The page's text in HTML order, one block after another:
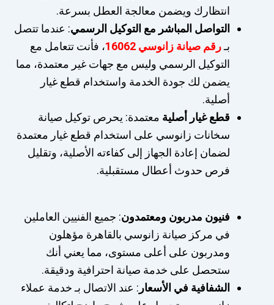
انتظارك ويضمن معالجة العطل بسرعة.
التواصل المباشر مع التوكيل الرسمي: عندما تتصل
بـرقم صيانة زانوسي 16062
، فأنت تتعامل مع
التوكيل الرسمي وليس مع جهات غير معتمدة، مما
يضمن لك جودة الخدمة واستخدام قطع غيار
أصلية.
قطع غيار أصلية معتمدة: يحرص توكيل صيانة
سخانات زانوسي على استخدام قطع غيار معتمدة
لضمان إعادة الجهاز إلى كفاءته الأصلية، وتقليل
فرص حدوث أعطال مستقبلية.
فنيون مدربون ومعتمدون: جميع الفنيين العاملين
في مركز صيانة زانوسي بالقاهرة مؤهلون
ومدربون على أعلى مستوى، مما يعني أنك
ستحصل على خدمة صيانة احترافية ودقيقة.
الشفافية في الأسعار : عند الاتصال بـ خدمة عملاء